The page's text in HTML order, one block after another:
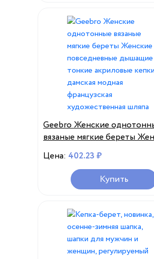
Geebro Женские
вязаные мягкие береты
повседневные дышащие
акриловые кепки дамская
французская
Цена: 402.23 ₽
Купить